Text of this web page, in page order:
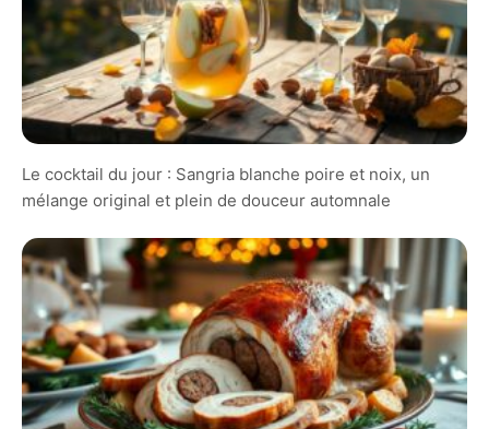
Le cocktail du jour : Sangria blanche poire et noix, un
mélange original et plein de douceur automnale